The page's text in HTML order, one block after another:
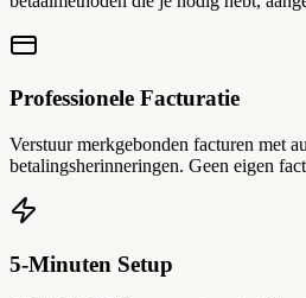
Professionele Facturatie
Verstuur merkgebonden facturen met
betalingsherinneringen. Geen eigen
5-Minuten Setup